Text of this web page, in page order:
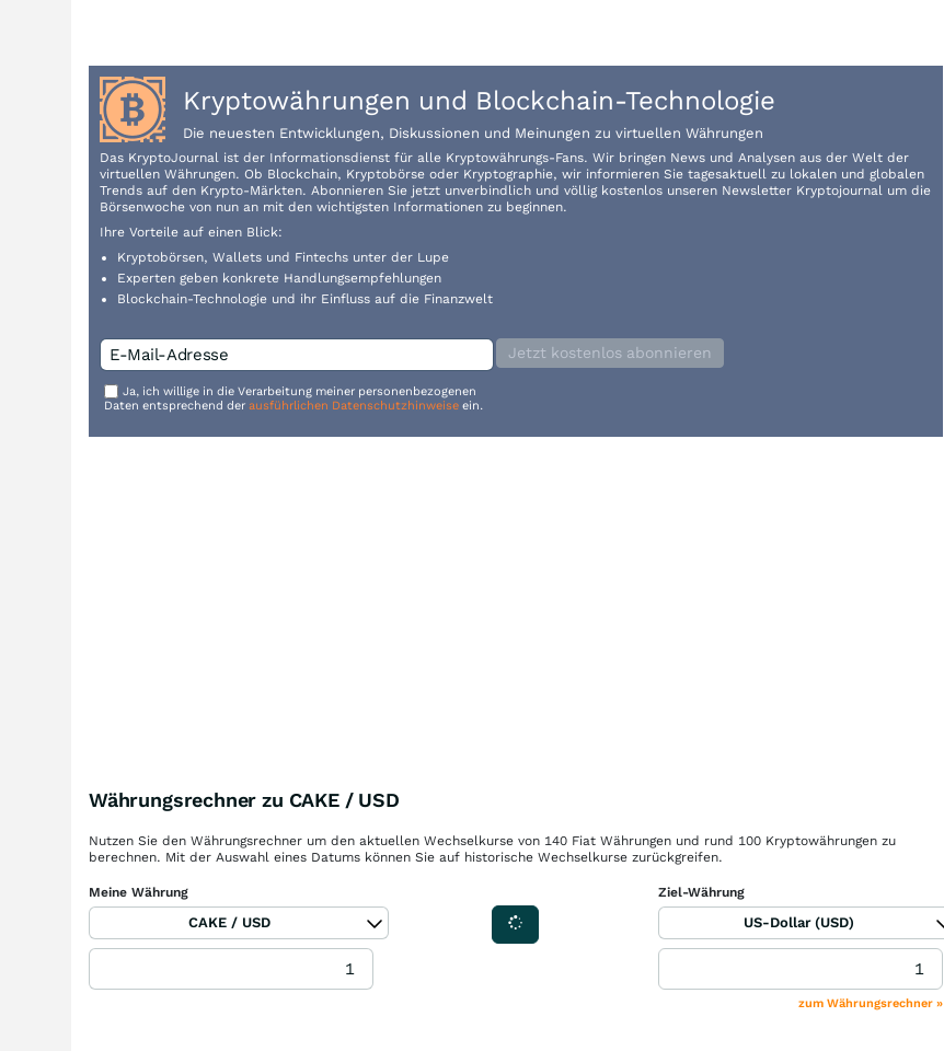
Kryptowährungen und Blockchain-Technologie
Die neuesten Entwicklungen, Diskussionen und Meinungen zu virtuellen Währungen
Das KryptoJournal ist der Informationsdienst für alle Kryptowährungs-Fans. Wir bringen News und Analysen aus der Welt der
virtuellen Währungen. Ob Blockchain, Kryptobörse oder Kryptographie, wir informieren Sie tagesaktuell zu lokalen und globalen
Trends auf den Krypto-Märkten. Abonnieren Sie jetzt unverbindlich und völlig kostenlos unseren Newsletter Kryptojournal um die
Börsenwoche von nun an mit den wichtigsten Informationen zu beginnen.
Ihre Vorteile auf einen Blick:
Kryptobörsen, Wallets und Fintechs unter der Lupe
Experten geben konkrete Handlungsempfehlungen
Blockchain-Technologie und ihr Einfluss auf die Finanzwelt
Jetzt kostenlos abonnieren
Ja, ich willige in die Verarbeitung meiner personenbezogenen
Daten entsprechend der ausführlichen Datenschutzhinweise ein.
Währungsrechner zu CAKE / USD
Nutzen Sie den Währungsrechner um den aktuellen Wechselkurse von 140 Fiat Währungen und rund 100 Kryptowährungen zu
berechnen. Mit der Auswahl eines Datums können Sie auf historische Wechselkurse zurückgreifen.
Meine Währung
CAKE / USD
Ziel-Währung
US-Dollar (USD)
zum Währungsrechner »